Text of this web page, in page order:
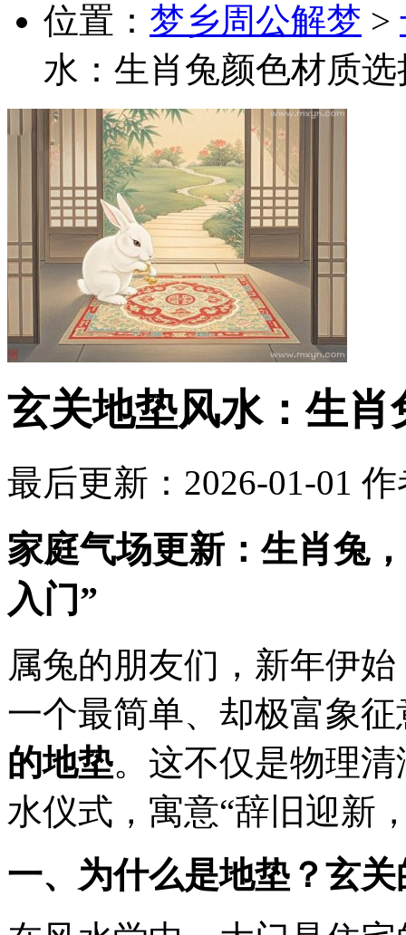
位置： 梦乡周公解梦 >
水：生肖兔颜色材质
玄关地垫风水：生
最后更新：2026-01-01 作
家庭气场更新：生肖兔
入门”
属兔的朋友们，新年伊
一个最简单、却极富象
的地垫。这不仅是物理
水仪式，寓意“辞旧迎新
一、为什么是地垫？玄